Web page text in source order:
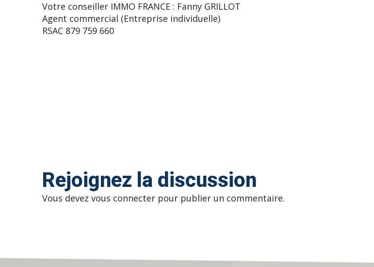
Votre conseiller IMMO FRANCE : Fanny GRILLOT
Agent commercial (Entreprise individuelle)
RSAC 879 759 660
Rejoignez la discussion
Vous devez vous connecter pour publier un commentaire.